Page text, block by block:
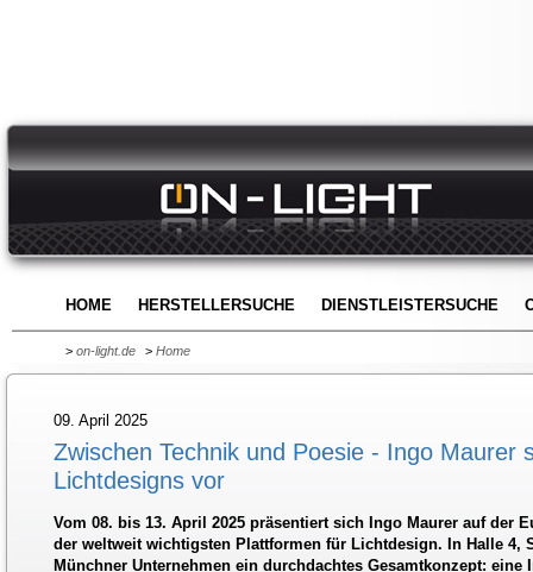
HOME HERSTELLERSUCHE DIENSTLEISTERSUCHE
> on-light.de > Home
09. April 2025
Zwischen Technik und Poesie - Ingo Maurer
Lichtdesigns vor
Vom 08. bis 13. April 2025 präsentiert sich Ingo Maurer auf der
der weltweit wichtigsten Plattformen für Lichtdesign. In Halle 4,
Münchner Unternehmen ein durchdachtes Gesamtkonzept: eine